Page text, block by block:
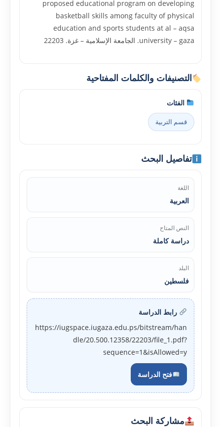
proposed educational program on developing
basketball skills among faculty of physical
education and sports students at al – aqsa
university – gaza. الجامعة الإسلامية – غزة. 22203
التصنيفات والكلمات المفتاحية
الفئات
قسم التربية
تفاصيل البحث
اللغة
العربية
النص المتاح
دراسة كاملة
البلد
فلسطين
رابط الدراسة
https://iugspace.iugaza.edu.ps/bitstream/han
dle/20.500.12358/22203/file_1.pdf?
sequence=1&isAllowed=y
فتح الدراسة
مشاركة البحث